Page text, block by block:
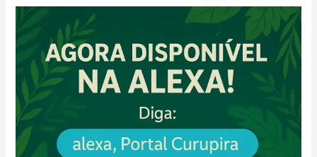
para
premiar
mestres
das
artes